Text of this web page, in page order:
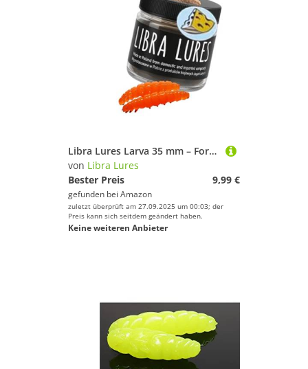
Libra Lures Larva 35 mm – Forellenköder mit Käse-Aroma | Ultraweicher Softbait, schwimmfähig | 12 Stück | für UL & Sbirolino | Bienenmade-Imitation | Farbe: 011 (Hot Yellow Limited Edition)
von Libra Lures
Bester Preis
9,99 €
gefunden bei Amazon
zuletzt überprüft am 27.09.2025 um 00:03; der
Preis kann sich seitdem geändert haben.
Keine weiteren Anbieter